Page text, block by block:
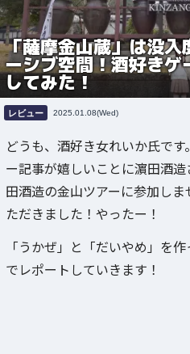
「薩摩金山蔵」は没
ーシブ空間！酒好き
してみた！
レビュー 2025.01.08(Wed)
どうも、酒好き女れいか氏で
ー記事が嬉しいことに濵田酒
田酒造の金山ツアーに参加し
ただきました！やったー！
「うかぜ」と「だいやめ」を
でレポートしていきます！